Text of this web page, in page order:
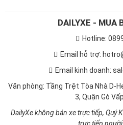
DAILYXE - MUA
Hotline:
Email hỗ trợ:
Email kinh doanh:
Văn phòng: Tầng Trệt Tòa Nhà D-
3, Quận Gò
DailyXe không bán xe trực tiếp, Quý
trực tiếp người